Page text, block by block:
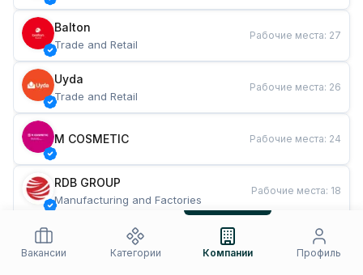
Balton
Trade and Retail
Рабочие места: 27
Uyda
Trade and Retail
Рабочие места: 26
M COSMETIC Рабочие места: 24
RDB GROUP
Manufacturing and Factories
Рабочие места: 18
Restaurants and Fast Food
Рабочие места
Вакансии
Категории Компании Профиль